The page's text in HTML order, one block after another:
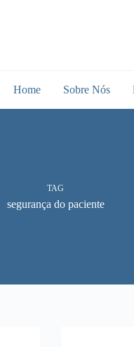
Home Sobre Nós
TAG
segurança do paciente